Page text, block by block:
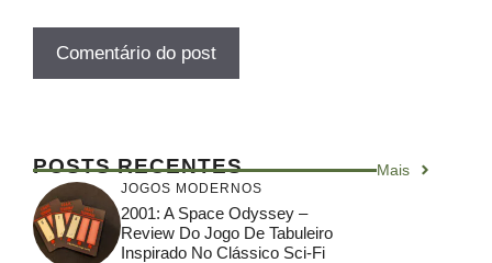
POSTS RECENTES Mais
JOGOS MODERNOS
2001: A Space Odyssey –
Review Do Jogo De Tabuleiro
Inspirado No Clássico Sci-Fi